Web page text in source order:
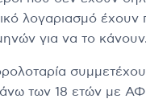
λογαριασμό έχουν
για να το κάνουν.
των 18 ετών με